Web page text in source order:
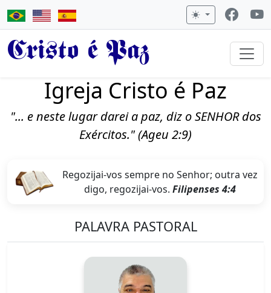
Cristo é Paz
Igreja Cristo é Paz
"... e neste lugar darei a paz, diz o SENHOR dos
Exércitos." (Ageu 2:9)
Regozijai-vos sempre no Senhor; outra vez
digo, regozijai-vos. Filipenses 4:4
PALAVRA PASTORAL